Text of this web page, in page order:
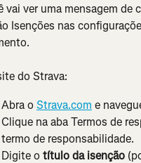
vai ver uma mensagem de
Isenções nas
do Strava:
Abra o Strava.com e
Clique na aba Termos de
termo de responsabilidade.
Digite o título da isenção